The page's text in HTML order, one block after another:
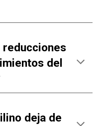
reducciones
del
deja de